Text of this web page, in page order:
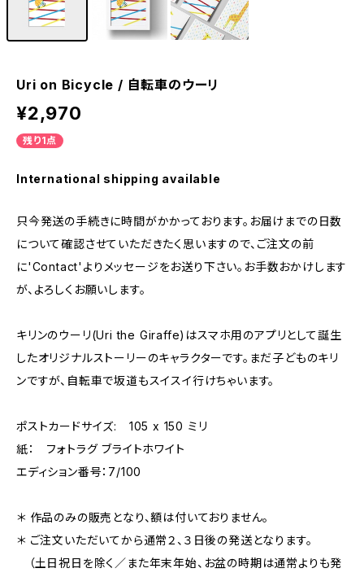
Uri on Bicycle / 自転車のウーリ
¥2,970
残り1点
International shipping available
只今発送の手続きに時間がかかっております。お届けまでの日数
について確認させていただきたく思いますので、ご注文の前
に'Contact'よりメッセージをお送り下さい。お手数おかけします
が、よろしくお願いします。
キリンのウーリ(Uri the Giraffe)はスマホ用のアプリとして誕生
したオリジナルストーリーのキャラクターです。まだ子どものキリ
ンですが、自転車で坂道もスイスイ行けちゃいます。
ポストカードサイズ: 105 x 150 ミリ
紙： フォトラグ ブライトホワイト
エディション番号：7/100
＊ 作品のみの販売となり、額は付いておりません。
＊ ご注文いただいてから通常２、３日後の発送となります。
（土日祝日を除く／また年末年始、お盆の時期は通常よりも発